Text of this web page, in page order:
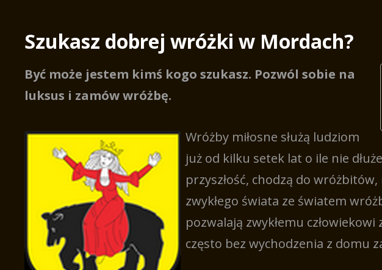
Szukasz dobrej wróżki w Mordach?
Być może jestem kimś kogo szukasz. Pozwól sobie na
luksus i zamów wróżbę.
Wróżby miłosne służą ludziom
już od kilku setek lat o ile nie
przyszłość, chodzą do
zwykłego świata ze światem
pozwalają zwykłemu
często bez wychodzenia z domu